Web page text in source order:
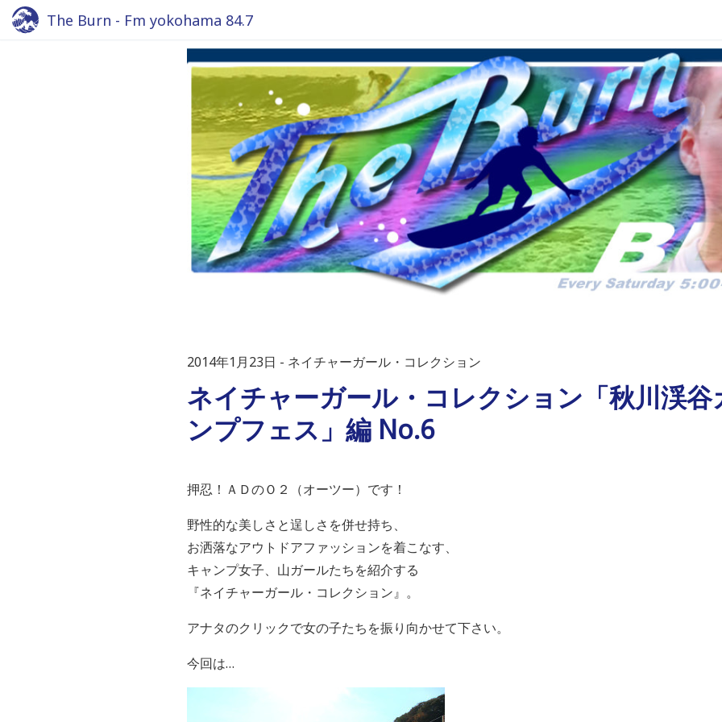
The Burn - Fm yokohama 84.7
2014年1月23日 ネイチャーガール・コレクション
ネイチャーガール・コレクション「秋川渓谷
ンプフェス」編 No.6
押忍！ＡＤのＯ２（オーツー）です！
野性的な美しさと逞しさを併せ持ち、
お洒落なアウトドアファッションを着こなす、
キャンプ女子、山ガールたちを紹介する
『ネイチャーガール・コレクション』。
アナタのクリックで女の子たちを振り向かせて下さい。
今回は…